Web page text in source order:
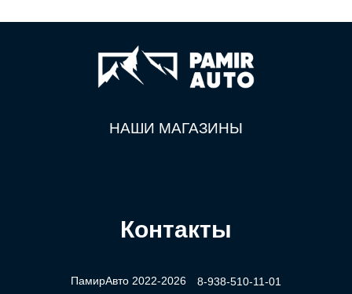
НАШИ МАГАЗИНЫ
Контакты
ПамирАвто 2022-2026 8-938-510-11-01